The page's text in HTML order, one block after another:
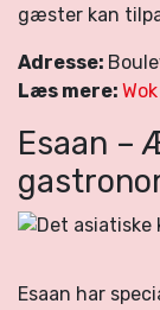
gæster kan
Adresse:
Læs mere:
Esaan –
Esaan har